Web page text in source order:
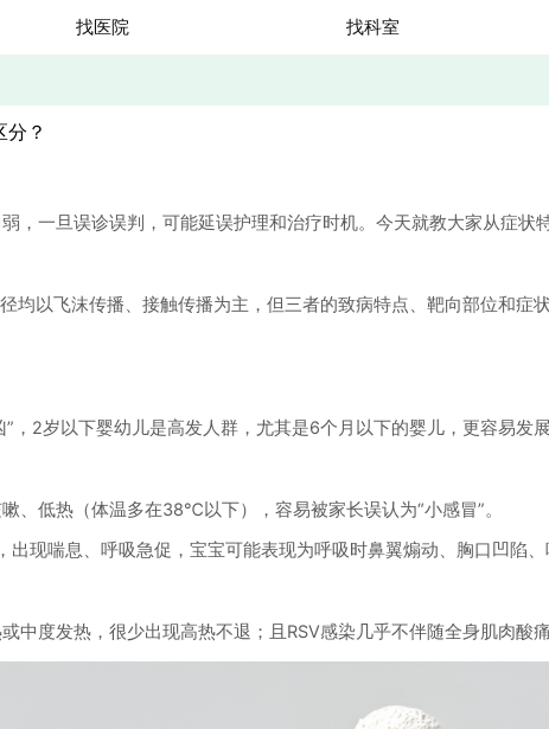
找医院 找科室
？
一旦误诊误判，可能延误护理和治疗时机。今天就教大家从症状
以飞沫传播、接触传播为主，但三者的致病特点、靶向部位和症状
2岁以下婴幼儿是高发人群，尤其是6个月以下的婴儿，更容易发展
低热（体温多在38℃以下），容易被家长误认为“小感冒”。
喘息、呼吸急促，宝宝可能表现为呼吸时鼻翼煽动、胸口凹陷、
度发热，很少出现高热不退；且RSV感染几乎不伴随全身肌肉酸痛